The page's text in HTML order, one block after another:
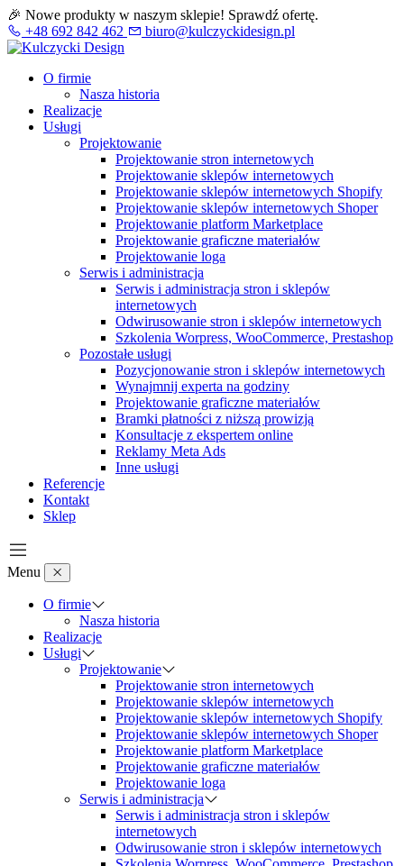
🎉 Nowe produkty w naszym sklepie! Sprawdź ofertę.
+48 692 842 462
biuro@kulczyckidesign.pl
O firmie
Nasza historia
Realizacje
Usługi
Projektowanie
Projektowanie stron internetowych
Projektowanie sklepów internetowych
Projektowanie sklepów internetowych Shopify
Projektowanie sklepów internetowych Shoper
Projektowanie platform Marketplace
Projektowanie graficzne materiałów
Projektowanie loga
Serwis i administracja
Serwis i administracja stron i sklepów
internetowych
Odwirusowanie stron i sklepów internetowych
Szkolenia Worpress, WooCommerce, Prestashop
Pozostałe usługi
Pozycjonowanie stron i sklepów internetowych
Wynajmnij experta na godziny
Projektowanie graficzne materiałów
Bramki płatności z niższą prowizją
Konsultacje z ekspertem online
Reklamy Meta Ads
Inne usługi
Referencje
Kontakt
Sklep
Menu
O firmie
Nasza historia
Realizacje
Usługi
Projektowanie
Projektowanie stron internetowych
Projektowanie sklepów internetowych
Projektowanie sklepów internetowych Shopify
Projektowanie sklepów internetowych Shoper
Projektowanie platform Marketplace
Projektowanie graficzne materiałów
Projektowanie loga
Serwis i administracja
Serwis i administracja stron i sklepów
internetowych
Odwirusowanie stron i sklepów internetowych